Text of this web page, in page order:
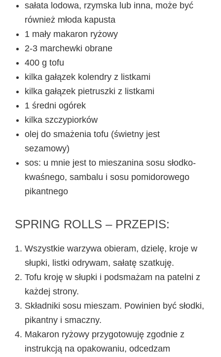
sałata lodowa, rzymska lub inna, może być
również młoda kapusta
1 mały makaron ryżowy
2-3 marchewki obrane
400 g tofu
kilka gałązek kolendry z listkami
kilka gałązek pietruszki z listkami
1 średni ogórek
kilka szczypiorków
olej do smażenia tofu (świetny jest
sezamowy)
sos: u mnie jest to mieszanina sosu słodko-
kwaśnego, sambalu i sosu pomidorowego
pikantnego
SPRING ROLLS – PRZEPIS:
Wszystkie warzywa obieram, dzielę, kroje w
słupki, listki odrywam, sałatę szatkuję.
Tofu kroję w słupki i podsmażam na patelni z
każdej strony.
Składniki sosu mieszam. Powinien być słodki,
pikantny i smaczny.
Makaron ryżowy przygotowuję zgodnie z
instrukcją na opakowaniu, odcedzam